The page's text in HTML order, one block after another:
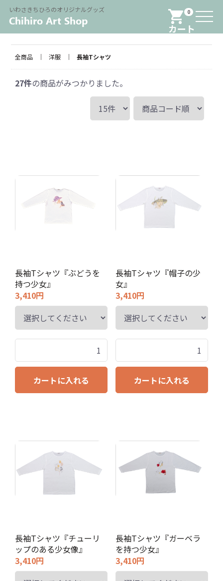
0
カート
いわさきちひろのオリジナルグッズ Menu
全商品 洋服 長袖Tシャツ
27件の商品がみつかりました。
長袖Tシャツ『ぶどうを
持つ少女』
3,410円
カートに入れる
長袖Tシャツ『帽子の少
女』
3,410円
カートに入れる
長袖Tシャツ『チューリ
ップのある少女像』
3,410円
長袖Tシャツ『ガーベラ
を持つ少女』
3,410円